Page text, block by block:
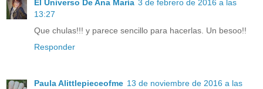
El Universo De Ana María 3 de febrero de 2016 a las
13:27
Que chulas!!! y parece sencillo para hacerlas. Un besoo!!
Responder
Paula Alittlepieceofme 13 de noviembre de 2016 a las